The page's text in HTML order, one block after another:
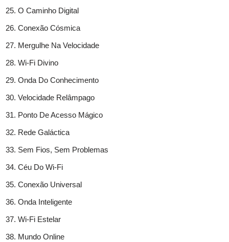
O Caminho Digital
Conexão Cósmica
Mergulhe Na Velocidade
Wi-Fi Divino
Onda Do Conhecimento
Velocidade Relâmpago
Ponto De Acesso Mágico
Rede Galáctica
Sem Fios, Sem Problemas
Céu Do Wi-Fi
Conexão Universal
Onda Inteligente
Wi-Fi Estelar
Mundo Online